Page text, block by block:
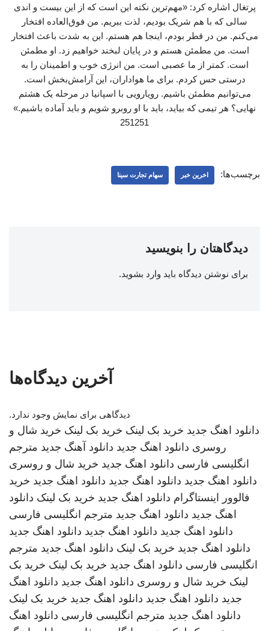
پرتغال اشاره کرد: «مهم‌ترین نکته این است که از این بیست و اندی
سالی که با هم شریک بودیم، لذت ببریم. من فوق‌العاده افتخار
می‌کنم. من در قطر بودم، اینجا هم هستم. این به شدت باعث افتخار
است. من مطمئن هستم و در پایان لبخند خواهیم زد. او مطمئن
است. کمتر از ما عصبی است. من انرژی خوب و اطمینان را به
درستی حس کردم. برای ما هواداران، این آرامش‌بخش است.
می‌توانیم مطمئن باشیم. رویارویی با اسپانیا در مرحله یک‌ هشتم
نهایی؟ هر تیمی که بیاید، باید با او روبرو شویم و باید آماده باشیم.»
251251
برچسب‌ها: اخرین خبر سهام تجارت سینا
دیدگاهتان را بنویسید
برای نوشتن دیدگاه باید وارد بشوید.
آخرین دیدگاه‌ها
دیدگاهی برای نمایش وجود ندارد.
دانلود اهنگ جدید خرید بک لینک خرید بک لینک خرید شال و
روسری دانلود اهنگ جدید دانلود آهنگ جدید مترجم
انگلیسی فارسی دانلود اهنگ جدید خرید شال و روسری
دانلود اهنگ جدید دانلود اهنگ جدید دانلود اهنگ جدید خرید
فالوور اینستاگرام دانلود اهنگ جدید خرید بک لینک دانلود
اهنگ جدید دانلود اهنگ جدید مترجم انگلیسی فارسی
دانلود اهنگ جدید دانلود اهنگ جدید دانلود اهنگ جدید
دانلود اهنگ جدید خرید بک لینک دانلود اهنگ جدید مترجم
انگلیسی فارسی دانلود اهنگ جدید خرید بک لینک خرید بک
لینک خرید شال و روسری دانلود اهنگ جدید دانلود اهنگ
جدید دانلود اهنگ جدید دانلود اهنگ جدید خرید بک لینک
دانلود اهنگ جدید مترجم انگلیسی فارسی دانلود اهنگ